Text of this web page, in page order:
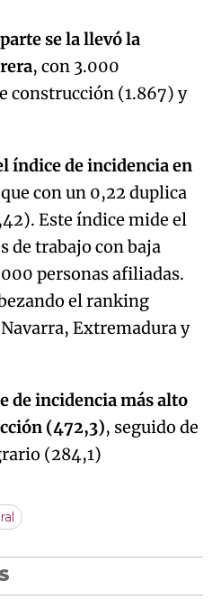
se la llevó la
, con 3.000
construcción (1.867) y
índice de incidencia en
con un 0,22 duplica
Este índice mide el
de trabajo con baja
personas afiliadas.
el ranking
Extremadura y
de incidencia más alto
(472,3), seguido de
(284,1)